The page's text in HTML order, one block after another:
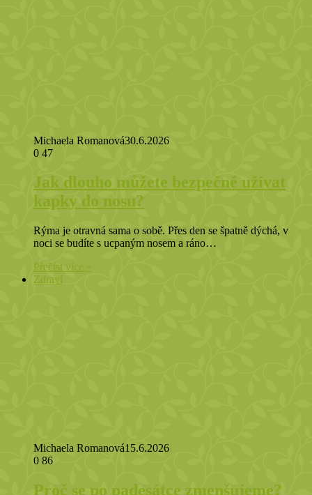
Michaela Romanová30.6.2026
0 47
Jak dlouho můžete bezpečně užívat
kapky do nosu?
Rýma je otravná sama o sobě. Přes den se špatně dýchá, v
noci se budíte s ucpaným nosem a ráno…
Přečíst více »
Zdraví
Michaela Romanová15.6.2026
0 86
Proč se po padesátce zmenšujeme?